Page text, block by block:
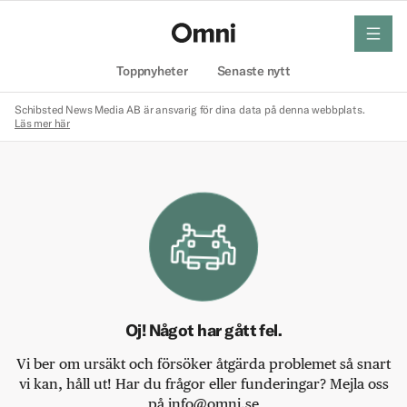
Toppnyheter Senaste nytt
meny
Schibsted News Media AB är ansvarig för dina data på denna webbplats.
Läs mer här
Oj! Något har gått fel.
Vi ber om ursäkt och försöker åtgärda problemet så snart
vi kan, håll ut! Har du frågor eller funderingar? Mejla oss